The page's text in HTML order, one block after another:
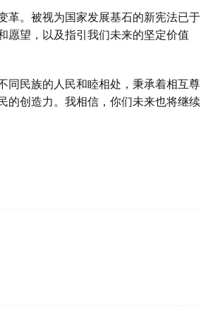
革。被视为国家发展基石的新宪法已于
愿望，以及指引我们未来的坚定价值
同民族的人民和睦相处，秉承着相互尊
的创造力。我相信，你们未来也将继续